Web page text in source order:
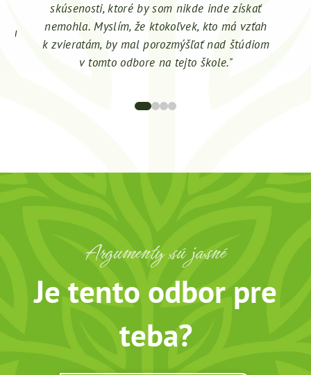
skúsenosti, ktoré by som nikde inde získať
nemohla. Myslím, že ktokoľvek, kto má vzťah
k zvieratám, by mal porozmýšľať nad štúdiom
v tomto odbore na tejto škole."
1 2 3
Argumenty sú jasné
Je tento odbor pre
teba?